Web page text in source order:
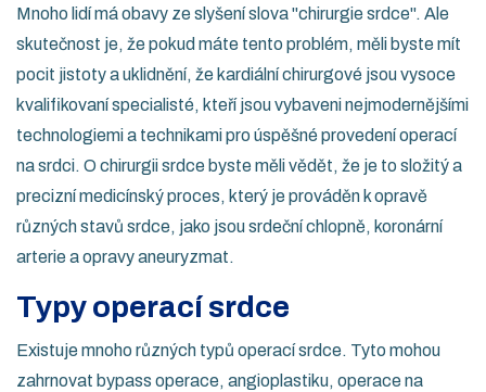
Mnoho lidí má obavy ze slyšení slova "chirurgie srdce". Ale
skutečnost je, že pokud máte tento problém, měli byste mít
pocit jistoty a uklidnění, že kardiální chirurgové jsou vysoce
kvalifikovaní specialisté, kteří jsou vybaveni nejmodernějšími
technologiemi a technikami pro úspěšné provedení operací
na srdci. O chirurgii srdce byste měli vědět, že je to složitý a
precizní medicínský proces, který je prováděn k opravě
různých stavů srdce, jako jsou srdeční chlopně, koronární
arterie a opravy aneuryzmat.
Typy operací srdce
Existuje mnoho různých typů operací srdce. Tyto mohou
zahrnovat bypass operace, angioplastiku, operace na